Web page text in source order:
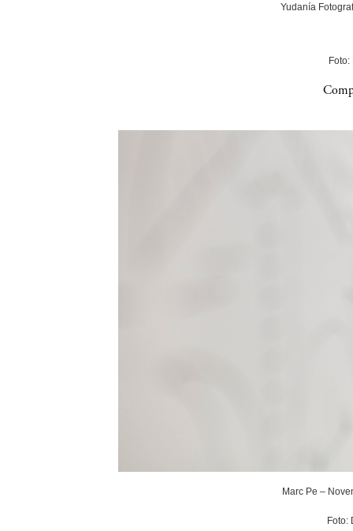
Yudanía
Foto:
Marc Pe –
Foto: